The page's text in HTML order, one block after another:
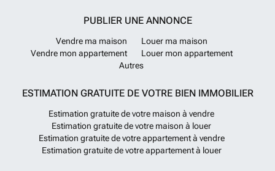
PUBLIER UNE ANNONCE
Vendre ma maison
Louer ma maison
Vendre mon appartement
Louer mon appartement
Autres
ESTIMATION GRATUITE DE VOTRE BIEN IMMOBILIER
Estimation gratuite de votre maison à vendre
Estimation gratuite de votre maison à louer
Estimation gratuite de votre appartement à vendre
Estimation gratuite de votre appartement à louer